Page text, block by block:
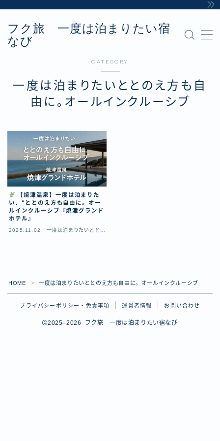
フク旅 一度は泊まりたい宿
なび
MENU
Sample Page
デモプリセット記事 #8
プライバシーポリシー・免責事項
利用規約／特定商取引法に基づく表記
CATEGORY
一度は泊まりたいととのえ方も自
由に。オールインクルーシブ
【焼津温泉】一度は泊まりた
い、“ととのえ方も自由に。オー
ルインクルーシブ『焼津グランド
ホテル』
2025.11.02
一度は泊まりたいととの
HOME ＞ 一度は泊まりたいととのえ方も自由に。オールインクルーシブ
プライバシーポリシー・免責事項 運営者情報 お問い合わせ
2025–2026 フク旅 一度は泊まりたい宿なび